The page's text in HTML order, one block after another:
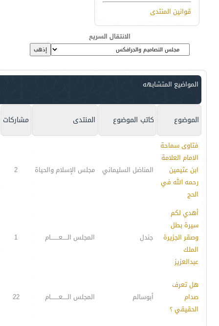
قوانين المنتدى
الانتقال السريع
المواضيع المتشابهه
الموضوع كاتب الموضوع المنتدى مشاركات
فتاوى سماحة
الامام العلامة
ابن عثيمين
رحمه الله في
الحج
المناضل السليماني مجلس الإسلام والحياة 2
أهدي لكم
سيرة بطل
وصقر الجزيرة
الملك
عبدالعزيز
جندل المجلس الـــــعــــــــام 1
هل تعرف
صدام
الحقيقي ؟
أبوسالم المجلس الـــــعــــــــام 22